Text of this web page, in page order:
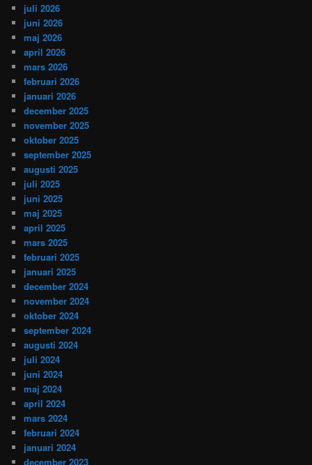
juli 2026
juni 2026
maj 2026
april 2026
mars 2026
februari 2026
januari 2026
december 2025
november 2025
oktober 2025
september 2025
augusti 2025
juli 2025
juni 2025
maj 2025
april 2025
mars 2025
februari 2025
januari 2025
december 2024
november 2024
oktober 2024
september 2024
augusti 2024
juli 2024
juni 2024
maj 2024
april 2024
mars 2024
februari 2024
januari 2024
december 2023